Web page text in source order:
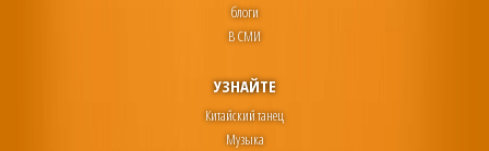
блоги
В СМИ
УЗНАЙТЕ
Китайский танец
Музыка